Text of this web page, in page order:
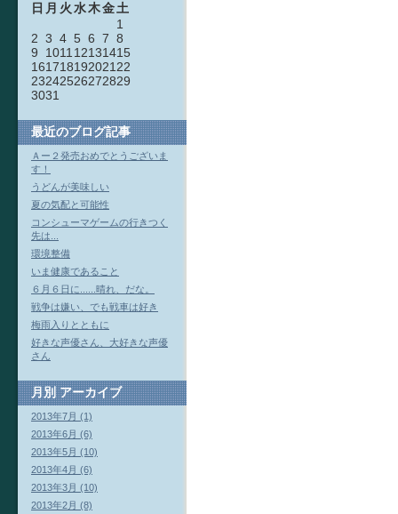
日 月 火水木金土
1
2 3 4 5 6 7 8
9
1011 12131415
161718192021 22
23242526272829
3031
最近のブログ記事
Ａー２発売おめでとうございま
す！
うどんが美味しい
夏の気配と可能性
コンシューマゲームの行きつく
先は...
環境整備
いま健康であること
６月６日に......晴れ、だな。
戦争は嫌い、でも戦車は好き
梅雨入りとともに
好きな声優さん、大好きな声優
さん
月別アーカイブ
2013年7月 (1)
2013年6月 (6)
2013年5月 (10)
2013年4月 (6)
2013年3月 (10)
2013年2月 (8)